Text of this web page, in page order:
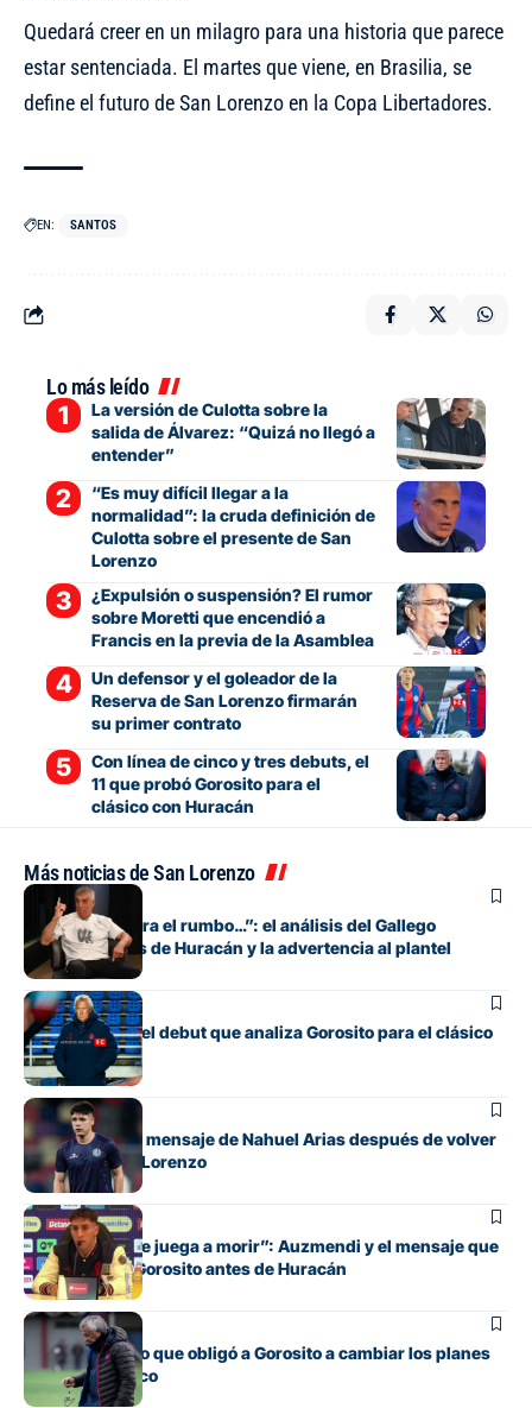
Quedará creer en un milagro para una historia que parece
estar sentenciada. El martes que viene, en Brasilia, se
define el futuro de San Lorenzo en la Copa Libertadores.
EN: SANTOS
Lo más leído
La versión de Culotta sobre la
salida de Álvarez: “Quizá no llegó a
entender”
“Es muy difícil llegar a la
normalidad”: la cruda definición de
Culotta sobre el presente de San
Lorenzo
¿Expulsión o suspensión? El rumor
sobre Moretti que encendió a
Francis en la previa de la Asamblea
Un defensor y el goleador de la
Reserva de San Lorenzo firmarán
su primer contrato
Con línea de cinco y tres debuts, el
11 que probó Gorosito para el
clásico con Huracán
Más noticias de San Lorenzo
Fútbol
“Si no encuentra el rumbo…”: el análisis del Gallego
González antes de Huracán y la advertencia al plantel
Fútbol
Los cambios y el debut que analiza Gorosito para el clásico
con Huracán
Fútbol
El conmovedor mensaje de Nahuel Arias después de volver
a jugar en San Lorenzo
Fútbol
“Cada pelota se juega a morir”: Auzmendi y el mensaje que
transmitió de Gorosito antes de Huracán
Fútbol
El contratiempo que obligó a Gorosito a cambiar los planes
antes del clásico